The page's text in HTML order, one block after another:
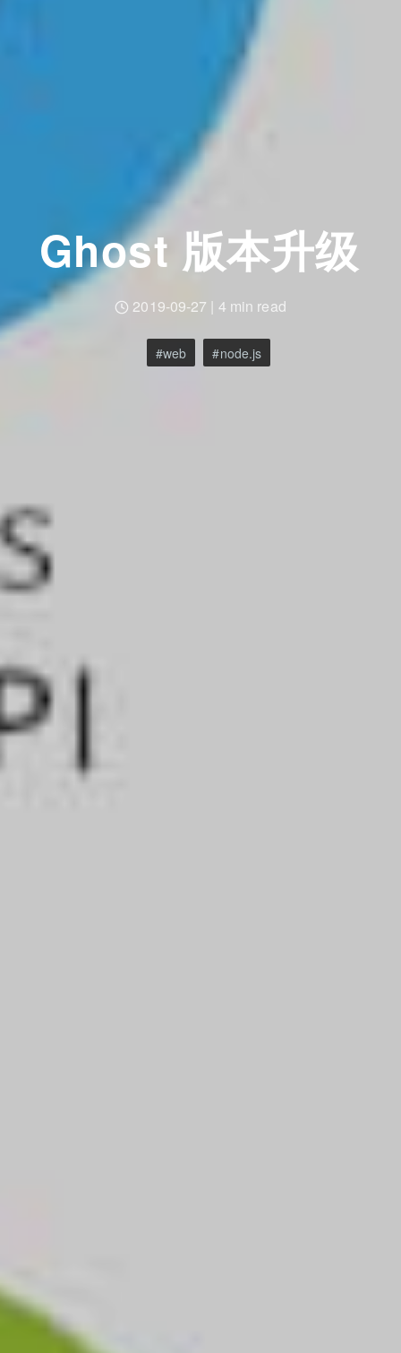
Ghost 版本升级
2019-09-27 | 4 min read
web node.js